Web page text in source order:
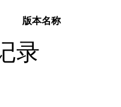
版本名称
录